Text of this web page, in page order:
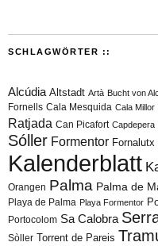
SCHLAGWÖRTER ::
Alcúdia Altstadt Artà Bucht von
Fornells Cala Mesquida Cala Millor
Ratjada Can Picafort Capdepera
Sóller Formentor Fornalutx
Kalenderblatt
Orangen Palma Palma de
Playa de Palma Playa Formentor
Portocolom Sa Calobra
Sòller Torrent de Pareis